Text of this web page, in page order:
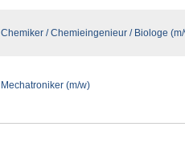
Chemiker / Chemieingenieur / Biologe
Mechatroniker (m/w)